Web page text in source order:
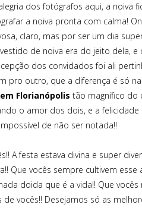
dos fotógrafos aqui, a
a noiva pronta com calma!
claro, mas por ser um dia
de noiva era do jeito dela,
dos convidados foi ali
pro outro, que a diferença é só
Florianópolis tão magnífico do
o amor dos dois, e a
impossível de não ser notada!!
A festa estava divina e super
Que vocês sempre cultivem
doida que é a vida!! Que
vocês!! Desejamos só as